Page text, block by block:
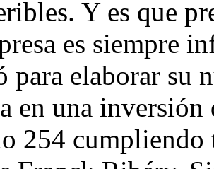
Y es que
es siempre
para elaborar su
en una
254